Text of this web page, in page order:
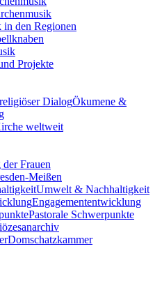
den Regionen
Projekte
Ökumene &
weltweit
der Frauen
Meißen
Umwelt & Nachhaltigkeit
Engagemententwicklung
Pastorale Schwerpunkte
Domschatzkammer